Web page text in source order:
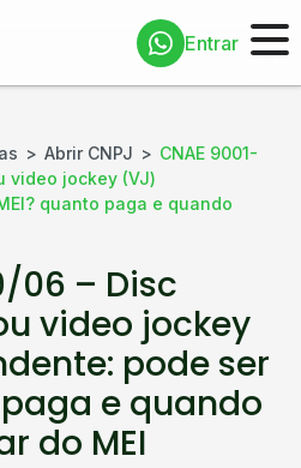
Entrar
Abrir CNPJ
CNAE 9001-
video jockey (VJ)
quanto paga e quando
06 – Disc
video jockey
pode ser
e quando
do MEI